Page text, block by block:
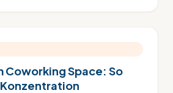
Coworking Space: So